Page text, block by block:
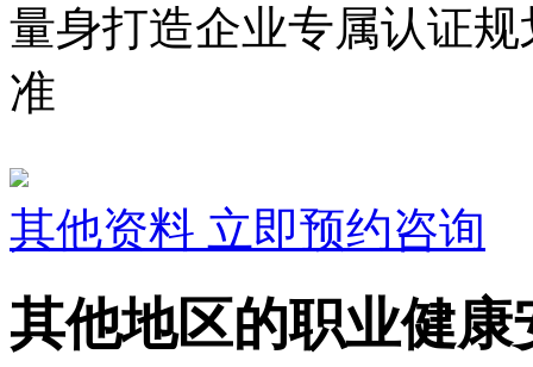
量身打造企业专属认证
准
其他资料 立即预约咨询
其他地区的职业健